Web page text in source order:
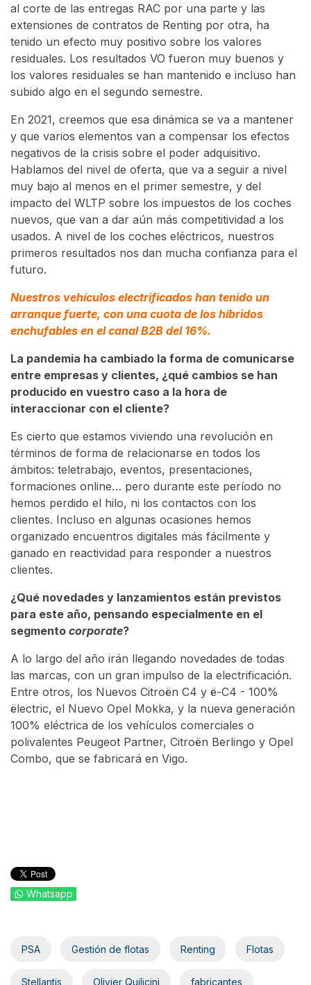
al corte de las entregas RAC por una parte y las
extensiones de contratos de Renting por otra, ha
tenido un efecto muy positivo sobre los valores
residuales. Los resultados VO fueron muy buenos y
los valores residuales se han mantenido e incluso han
subido algo en el segundo semestre.
En 2021, creemos que esa dinámica se va a mantener
y que varios elementos van a compensar los efectos
negativos de la crisis sobre el poder adquisitivo.
Hablamos del nivel de oferta, que va a seguir a nivel
muy bajo al menos en el primer semestre, y del
impacto del WLTP sobre los impuestos de los coches
nuevos, que van a dar aún más competitividad a los
usados. A nivel de los coches eléctricos, nuestros
primeros resultados nos dan mucha confianza para el
futuro.
Nuestros vehículos electrificados han tenido un
arranque fuerte, con una cuota de los híbridos
enchufables en el canal B2B del 16%.
La pandemia ha cambiado la forma de comunicarse
entre empresas y clientes, ¿qué cambios se han
producido en vuestro caso a la hora de
interaccionar con el cliente?
Es cierto que estamos viviendo una revolución en
términos de forma de relacionarse en todos los
ámbitos: teletrabajo, eventos, presentaciones,
formaciones online… pero durante este período no
hemos perdido el hilo, ni los contactos con los
clientes. Incluso en algunas ocasiones hemos
organizado encuentros digitales más fácilmente y
ganado en reactividad para responder a nuestros
clientes.
¿Qué novedades y lanzamientos están previstos
para este año, pensando especialmente en el
segmento corporate?
A lo largo del año irán llegando novedades de todas
las marcas, con un gran impulso de la electrificación.
Entre otros, los Nuevos Citroën C4 y ë-C4 - 100%
ëlectric, el Nuevo Opel Mokka, y la nueva generación
100% eléctrica de los vehículos comerciales o
polivalentes Peugeot Partner, Citroën Berlingo y Opel
Combo, que se fabricará en Vigo.
Whatsapp
PSA Gestión de flotas Renting Flotas
Stellantis Olivier Quilicini fabricantes